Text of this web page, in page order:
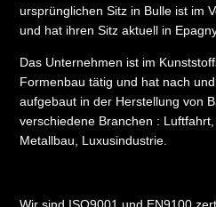
ursprünglichen Sitz in Bulle ist im
und hat ihren Sitz aktuell in
Das Unternehmen ist im
Formenbau tätig und hat nach
aufgebaut in der Herstellung von
verschiedene Branchen :
Metallbau, Luxusindustrie.